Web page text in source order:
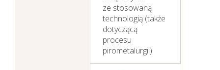
ze stosowaną
technologią (także
dotyczącą
procesu
pirometalurgii).